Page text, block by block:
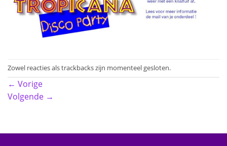
Zowel reacties als trackbacks zijn momenteel gesloten.
← Vorige
Volgende →